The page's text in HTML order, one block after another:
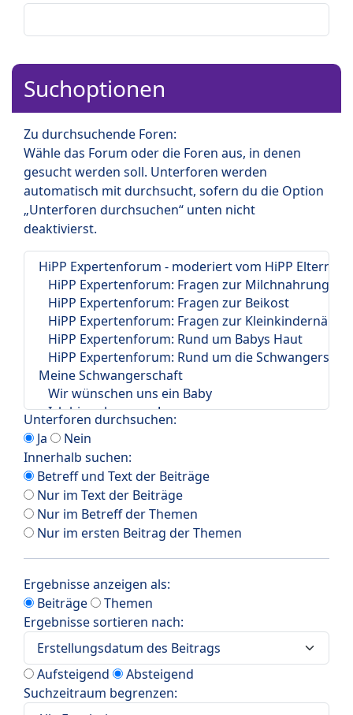
Suchoptionen
Zu durchsuchende Foren:
Wähle das Forum oder die Foren aus, in denen
gesucht werden soll. Unterforen werden
automatisch mit durchsucht, sofern du die Option
„Unterforen durchsuchen“ unten nicht
deaktivierst.
Unterforen durchsuchen:
Ja
Nein
Innerhalb suchen:
Betreff und Text der Beiträge
Nur im Text der Beiträge
Nur im Betreff der Themen
Nur im ersten Beitrag der Themen
Ergebnisse anzeigen als:
Beiträge
Themen
Ergebnisse sortieren nach:
Aufsteigend
Absteigend
Suchzeitraum begrenzen: